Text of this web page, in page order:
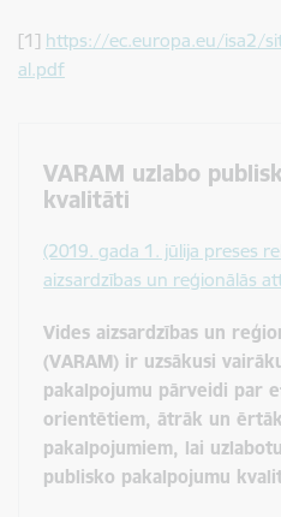
[1] https://ec.europa.eu/isa2/
al.pdf
VARAM uzlabo
kvalitāti
(2019. gada 1. jūlija preses
aizsardzības un reģionālās
Vides aizsardzības un
(VARAM) ir uzsākusi
pakalpojumu pārveidi par
orientētiem, ātrāk un
pakalpojumiem, lai
publisko pakalpojumu